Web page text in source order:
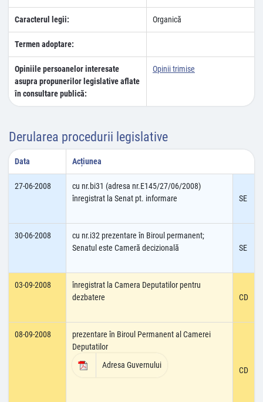
Caracterul legii: Organică
Termen adoptare:
Opiniile persoanelor interesate
asupra propunerilor legislative aflate
în consultare publică:
Opinii trimise
Derularea procedurii legislative
Data Acțiunea
27-06-2008
cu nr.bi31 (adresa nr.E145/27/06/2008)
înregistrat la Senat pt. informare
SE
30-06-2008
cu nr.i32 prezentare în Biroul permanent;
Senatul este Cameră decizională
SE
03-09-2008
înregistrat la Camera Deputatilor pentru
dezbatere
CD
08-09-2008
prezentare în Biroul Permanent al Camerei
Deputatilor
Adresa Guvernului
CD